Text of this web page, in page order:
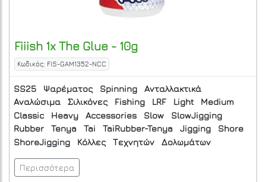
Fiiish 1x The Glue - 10g
Κωδικός: FIS-GAM1352-NCC
SS25 Ψαρέματος Spinning
Ανταλλακτικά
Αναλώσιμα
Σιλικόνες Fishing LRF Light
Medium
Classic
Heavy Accessories Slow
SlowJigging
Rubber
Tenya Tai TaiRubber-Tenya Jigging
Shore
ShoreJigging
Κόλλες Τεχνητών Δολωμάτων
Περισσότερα